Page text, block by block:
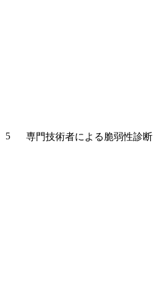
5
専門技術者による脆弱性診断